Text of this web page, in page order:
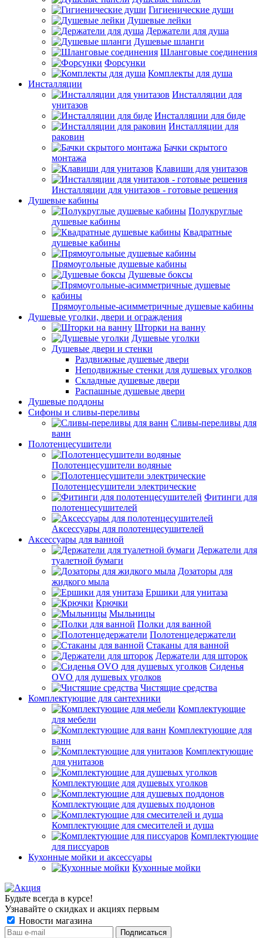
Гигиенические души
Душевые лейки
Держатели для душа
Душевые шланги
Шланговые соединения
Форсунки
Комплекты для душа
Инсталляции
Инсталляции для
унитазов
Инсталляции для биде
Инсталляции для
раковин
Бачки скрытого
монтажа
Клавиши для унитазов
Инсталляции для унитазов - готовые решения
Душевые кабины
Полукруглые
душевые кабины
Квадратные
душевые кабины
Прямоугольные душевые кабины
Душевые боксы
Прямоугольные-асимметричные душевые кабины
Душевые уголки, двери и ограждения
Шторки на ванну
Душевые уголки
Душевые двери и стенки
Раздвижные душевые двери
Неподвижные стенки для душевых уголков
Складные душевые двери
Распашные душевые двери
Душевые поддоны
Сифоны и сливы-переливы
Сливы-переливы для
ванн
Полотенцесушители
Полотенцесушители водяные
Полотенцесушители электрические
Фитинги для
полотенцесушителей
Аксессуары для полотенцесушителей
Аксессуары для ванной
Держатели для
туалетной бумаги
Дозаторы для
жидкого мыла
Ершики для унитаза
Крючки
Мыльницы
Полки для ванной
Полотенцедержатели
Стаканы для ванной
Держатели для шторок
Сиденья
OVO для душевых уголков
Чистящие средства
Комплектующие для сантехники
Комплектующие
для мебели
Комплектующие для
ванн
Комплектующие
для унитазов
Комплектующие для душевых уголков
Комплектующие для душевых поддонов
Комплектующие для смесителей и душа
Комплектующие
для писсуаров
Кухонные мойки и аксессуары
Кухонные мойки
Будьте всегда в курсе!
Узнавайте о скидках и акциях первым
Новости магазина